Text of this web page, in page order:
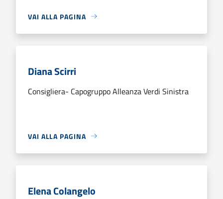
VAI ALLA PAGINA
Diana Scirri
Consigliera- Capogruppo Alleanza Verdi Sinistra
VAI ALLA PAGINA
Elena Colangelo